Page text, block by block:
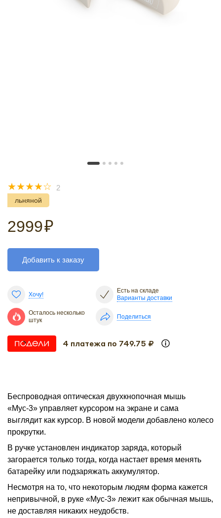
☆
☆
☆
☆
☆ 2
льняной
2999₽
Добавить к заказу
Хочу!
Есть на складе
Варианты доставки
Осталось несколько
штук
Поделиться
4 платежа по 749.75 ₽
Беспроводная оптическая двухкнопочная мышь
«Мус-3» управляет курсором на экране и сама
выглядит как курсор. В новой модели добавлено колесо
прокрутки.
В ручке установлен индикатор заряда, который
загорается только тогда, когда настает время менять
батарейку или подзаряжать аккумулятор.
Несмотря на то, что некоторым людям форма кажется
непривычной, в руке «Мус-3» лежит как обычная мышь,
не доставляя никаких неудобств.